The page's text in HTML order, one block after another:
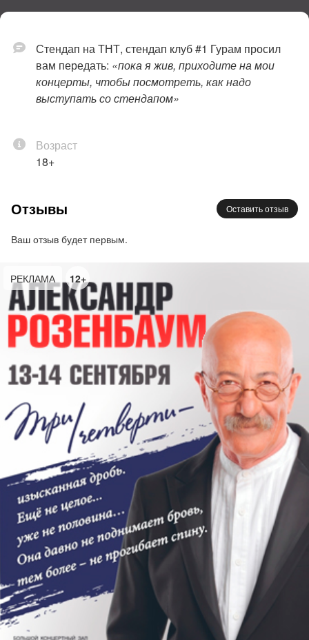
Стендап на ТНТ, стендап клуб #1 Гурам просил
вам передать: «пока я жив, приходите на мои
концерты, чтобы посмотреть, как надо
выступать со стендапом»
Возраст
18+
Отзывы Оставить отзыв
Ваш отзыв будет первым.
РЕКЛАМА 12+